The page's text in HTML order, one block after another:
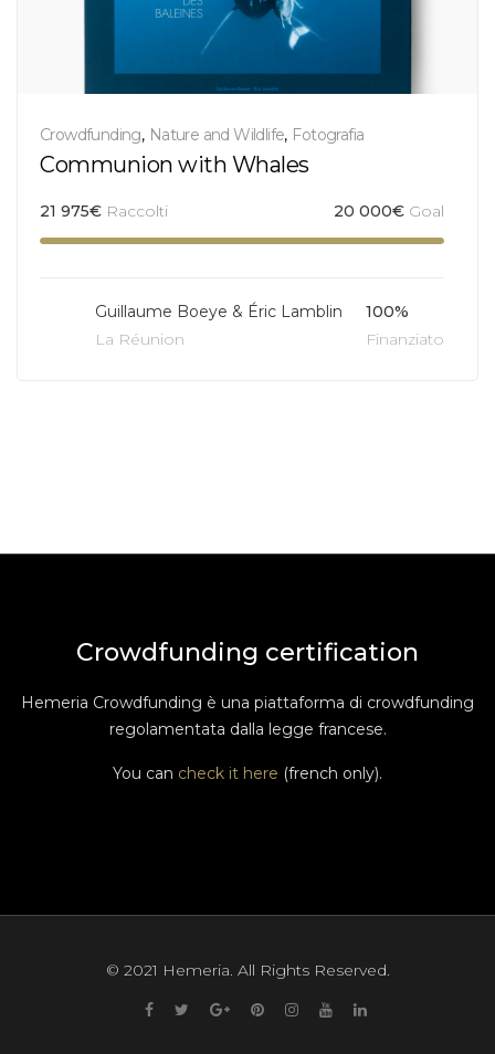
Crowdfunding, Nature and Wildlife, Fotografia
Communion with Whales
21 975€ Raccolti 20 000€ Goal
Guillaume Boeye & Éric Lamblin
La Réunion
100%
Finanziato
Crowdfunding certification
Hemeria Crowdfunding è una piattaforma di crowdfunding
regolamentata dalla legge francese.
You can check it here (french only).
© 2021 Hemeria. All Rights Reserved.